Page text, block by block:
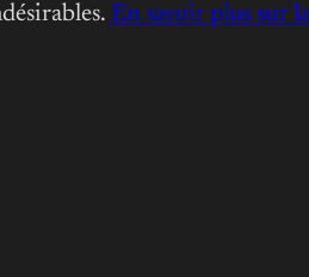
En savoir plus sur